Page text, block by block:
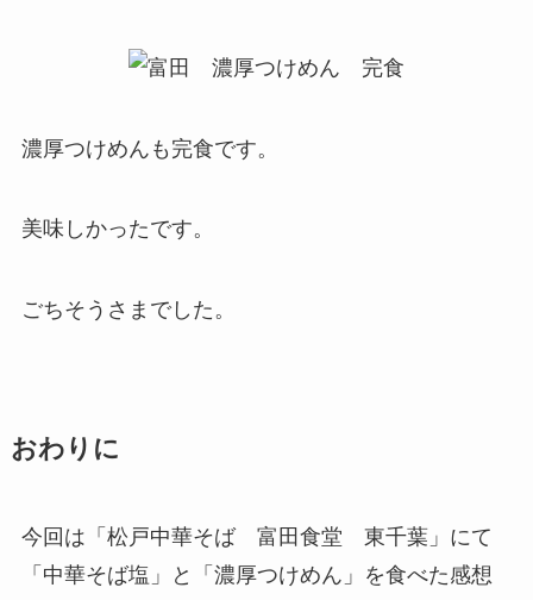
濃厚つけめんも完食です。
美味しかったです。
ごちそうさまでした。
おわりに
今回は「松戸中華そば 富田食堂 東千葉」にて
「中華そば塩」と「濃厚つけめん」を食べた感想